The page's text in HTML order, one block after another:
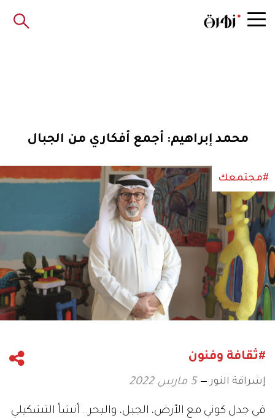
محمد إبراهيم: أجمع أفكاري من الجبال
#مجتمعك
#ثقافة وفنون
إشراقة النور 5 مارس 2022
في جدل كوني مع الأرض، الجبل، والبحر.. أنشأ التشكيلي